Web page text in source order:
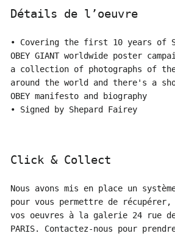
Détails de l’oeuvre
• Covering the first 10 years of
OBEY GIANT worldwide poster
a collection of photographs of
around the world and there's a
OBEY manifesto and biography
• Signed by Shepard Fairey
Click & Collect
Nous avons mis en place un
pour vous permettre de récupérer,
vos oeuvres à la galerie 24 rue de
PARIS. Contactez-nous pour